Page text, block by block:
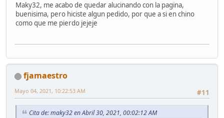
Maky32, me acabo de quedar alucinando con la pagina,
buenisima, pero hiciste algun pedido, por que a si en chino
como que me pierdo jejeje
fjamaestro
#11
Mayo 04, 2021, 10:22:53 AM
Cita de: maky32 en Abril 30, 2021, 00:02:12 AM